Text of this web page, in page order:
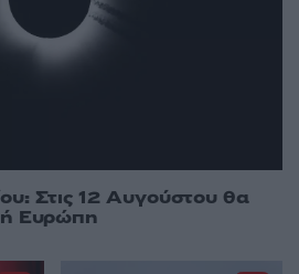
Στις 12 Αυγούστου θα
Ευρώπη